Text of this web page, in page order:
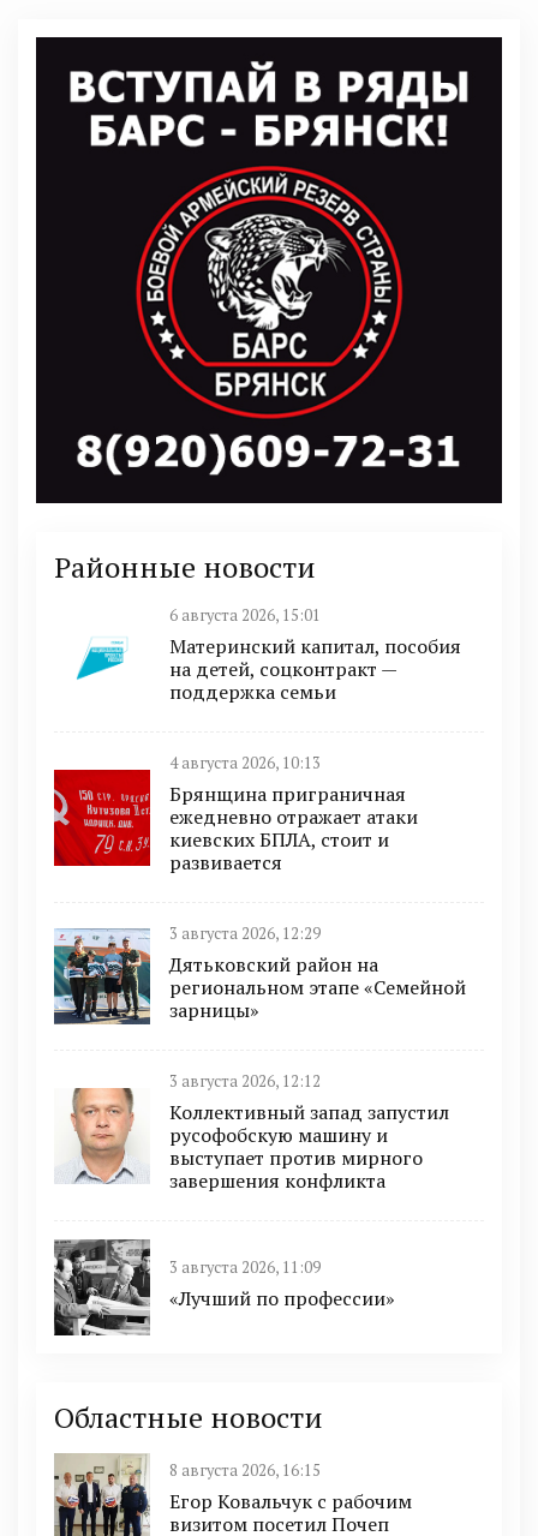
Районные новости
6 августа 2026, 15:01
Материнский капитал, пособия
на детей, соцконтракт —
поддержка семьи
4 августа 2026, 10:13
Брянщина приграничная
ежедневно отражает атаки
киевских БПЛА, стоит и
развивается
3 августа 2026, 12:29
Дятьковский район на
региональном этапе «Семейной
зарницы»
3 августа 2026, 12:12
Коллективный запад запустил
русофобскую машину и
выступает против мирного
завершения конфликта
3 августа 2026, 11:09
«Лучший по профессии»
Областные новости
8 августа 2026, 16:15
Егор Ковальчук с рабочим
визитом посетил Почеп